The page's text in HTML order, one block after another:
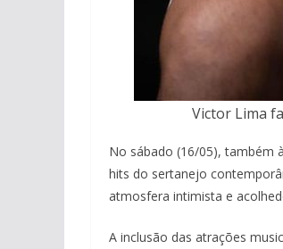
Victor Lima
No sábado (16/05), também
hits do sertanejo
atmosfera intimista e
A inclusão das atrações